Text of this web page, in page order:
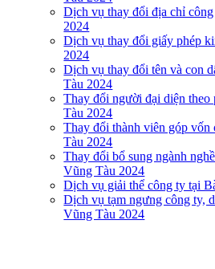
Dịch vụ thay đổi địa chỉ
2024
Dịch vụ thay đổi giấy phép
2024
Dịch vụ thay đổi tên và con
Tàu 2024
Thay đổi người đại diện
Tàu 2024
Thay đổi thành viên góp
Tàu 2024
Thay đổi bổ sung ngành
Vũng Tàu 2024
Dịch vụ giải thể công ty tại
Dịch vụ tạm ngưng công ty,
Vũng Tàu 2024